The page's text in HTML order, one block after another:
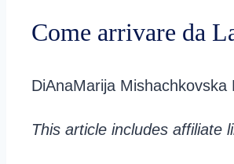
Come arrivare da
DiAnaMarija Mishachkovska
This article includes affiliate